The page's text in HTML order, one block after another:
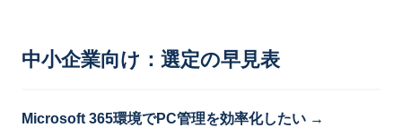
中小企業向け：選定の早見表
Microsoft 365環境でPC管理を効率化したい →